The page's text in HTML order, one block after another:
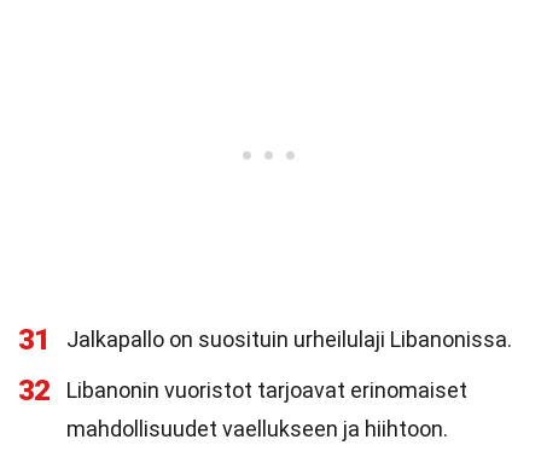
31 Jalkapallo on suosituin urheilulaji Libanonissa.
32
Libanonin vuoristot tarjoavat erinomaiset
mahdollisuudet vaellukseen ja hiihtoon.